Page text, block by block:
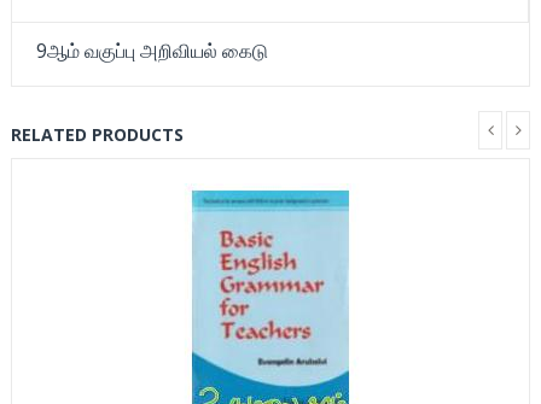
9ஆம் வகுப்பு அறிவியல் கைடு
RELATED PRODUCTS